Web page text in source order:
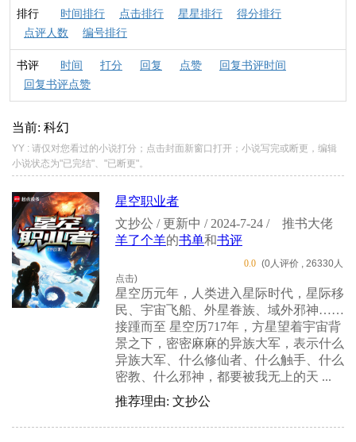
排行 时间排行 点击排行 星星排行
得分排行
点评人数
编号排行
书评 时间 打分 回复 点赞
回复书评时间
回复书评点赞
当前: 科幻
YY : 请仅对您看过的小说打分；点击封面新窗口打开；小说写完或断更，编辑
小说状态为"已完结"、"已断更"。
星空职业者
文抄公 / 更新中 / 2024-7-24 /
推书大佬
羊了个羊的书单和书评
0.0 (0人评价 , 26330人
点击)
星空历元年，人类进入星际时代，星际移
民、宇宙飞船、外星眷族、域外邪神……
接踵而至 星空历717年，方星望着宇宙背
景之下，密密麻麻的异族大军，表示什么
异族大军、什么修仙者、什么触手、什么
密教、什么邪神，都要被我无上的天 ...
推荐理由: 文抄公